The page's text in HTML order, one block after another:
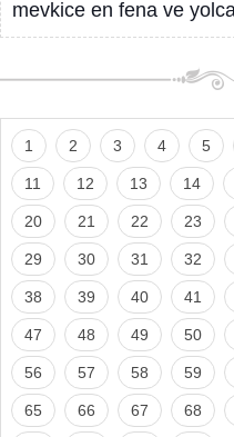
mevkice en fena ve
1 2 3 4 5
11 12 13 14
20 21 22 23
29 30 31 32
38 39 40 41
47 48 49 50
56 57 58 59
65 66 67 68